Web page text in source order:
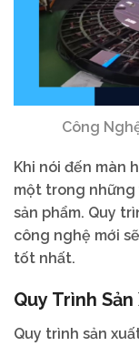
Công
Khi nói đến màn
một trong
sản phẩm. Quy
công nghệ mới
tốt nhất.
Quy Trình
Quy trình sản